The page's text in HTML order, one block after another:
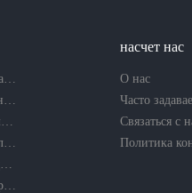
насчет нас
О нас
Связаться с